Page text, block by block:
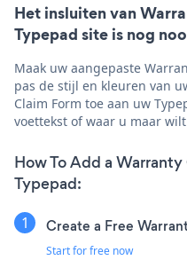
Het insluiten van
Typepad site is nog
Maak uw aangepaste
pas de stijl en kleuren van
Claim Form toe aan uw
voettekst of waar u maar
How To Add a
Typepad:
Create a Free
Start for free now